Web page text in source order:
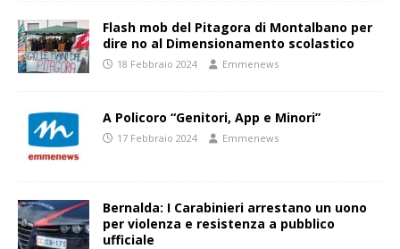
Flash mob del Pitagora di Montalbano per
dire no al Dimensionamento scolastico
18 Febbraio 2024 Emmenews
A Policoro “Genitori, App e Minori”
17 Febbraio 2024 Emmenews
Bernalda: I Carabinieri arrestano un uono
per violenza e resistenza a pubblico
ufficiale